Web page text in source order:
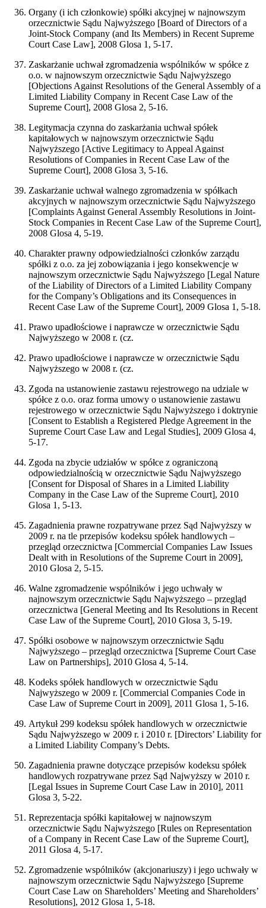
Organy (i ich członkowie) spółki akcyjnej w najnowszym
orzecznictwie Sądu Najwyższego [Board of Directors of a
Joint-Stock Company (and Its Members) in Recent Supreme
Court Case Law], 2008 Glosa 1, 5-17.
Zaskarżanie uchwał zgromadzenia wspólników w spółce z
o.o. w najnowszym orzecznictwie Sądu Najwyższego
[Objections Against Resolutions of the General Assembly of a
Limited Liability Company in Recent Case Law of the
Supreme Court], 2008 Glosa 2, 5-16.
Legitymacja czynna do zaskarżania uchwał spółek
kapitałowych w najnowszym orzecznictwie Sądu
Najwyższego [Active Legitimacy to Appeal Against
Resolutions of Companies in Recent Case Law of the
Supreme Court], 2008 Glosa 3, 5-16.
Zaskarżanie uchwał walnego zgromadzenia w spółkach
akcyjnych w najnowszym orzecznictwie Sądu Najwyższego
[Complaints Against General Assembly Resolutions in Joint-
Stock Companies in Recent Case Law of the Supreme Court],
2008 Glosa 4, 5-19.
Charakter prawny odpowiedzialności członków zarządu
spółki z o.o. za jej zobowiązania i jego konsekwencje w
najnowszym orzecznictwie Sądu Najwyższego [Legal Nature
of the Liability of Directors of a Limited Liability Company
for the Company’s Obligations and its Consequences in
Recent Case Law of the Supreme Court], 2009 Glosa 1, 5-18.
Prawo upadłościowe i naprawcze w orzecznictwie Sądu
Najwyższego w 2008 r. (cz.
Prawo upadłościowe i naprawcze w orzecznictwie Sądu
Najwyższego w 2008 r. (cz.
Zgoda na ustanowienie zastawu rejestrowego na udziale w
spółce z o.o. oraz forma umowy o ustanowienie zastawu
rejestrowego w orzecznictwie Sądu Najwyższego i doktrynie
[Consent to Establish a Registered Pledge Agreement in the
Supreme Court Case Law and Legal Studies], 2009 Glosa 4,
5-17.
Zgoda na zbycie udziałów w spółce z ograniczoną
odpowiedzialnością w orzecznictwie Sądu Najwyższego
[Consent for Disposal of Shares in a Limited Liability
Company in the Case Law of the Supreme Court], 2010
Glosa 1, 5-13.
Zagadnienia prawne rozpatrywane przez Sąd Najwyższy w
2009 r. na tle przepisów kodeksu spółek handlowych –
przegląd orzecznictwa [Commercial Companies Law Issues
Dealt with in Resolutions of the Supreme Court in 2009],
2010 Glosa 2, 5-15.
Walne zgromadzenie wspólników i jego uchwały w
najnowszym orzecznictwie Sądu Najwyższego – przegląd
orzecznictwa [General Meeting and Its Resolutions in Recent
Case Law of the Supreme Court], 2010 Glosa 3, 5-19.
Spółki osobowe w najnowszym orzecznictwie Sądu
Najwyższego – przegląd orzecznictwa [Supreme Court Case
Law on Partnerships], 2010 Glosa 4, 5-14.
Kodeks spółek handlowych w orzecznictwie Sądu
Najwyższego w 2009 r. [Commercial Companies Code in
Case Law of Supreme Court in 2009], 2011 Glosa 1, 5-16.
Artykuł 299 kodeksu spółek handlowych w orzecznictwie
Sądu Najwyższego w 2009 r. i 2010 r. [Directors’ Liability for
a Limited Liability Company’s Debts.
Zagadnienia prawne dotyczące przepisów kodeksu spółek
handlowych rozpatrywane przez Sąd Najwyższy w 2010 r.
[Legal Issues in Supreme Court Case Law in 2010], 2011
Glosa 3, 5-22.
Reprezentacja spółki kapitałowej w najnowszym
orzecznictwie Sądu Najwyższego [Rules on Representation
of a Company in Recent Case Law of the Supreme Court],
2011 Glosa 4, 5-17.
Zgromadzenie wspólników (akcjonariuszy) i jego uchwały w
najnowszym orzecznictwie Sądu Najwyższego [Supreme
Court Case Law on Shareholders’ Meeting and Shareholders’
Resolutions], 2012 Glosa 1, 5-18.